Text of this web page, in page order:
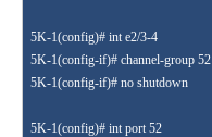
5K-1(config)# int e2/3-4
5K-1(config-if)# channel-group 52
5K-1(config-if)# no shutdown
5K-1(config)# int port 52